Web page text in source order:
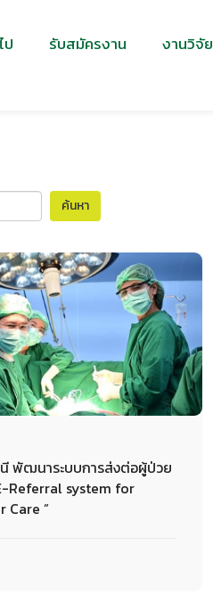
ป รับสมัครงาน งานวิจัย
ค้นหา
นี พัฒนาระบบการส่งต่อผู้ป่วย
Referral system for
Care ”